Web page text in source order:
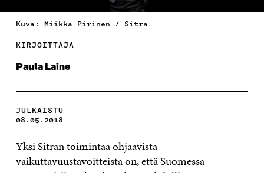
Kuva: Miikka Pirinen / Sitra
KIRJOITTAJA
Paula Laine
JULKAISTU
08.05.2018
Yksi Sitran toimintaa ohjaavista
vaikuttavuustavoitteista on, että Suomessa